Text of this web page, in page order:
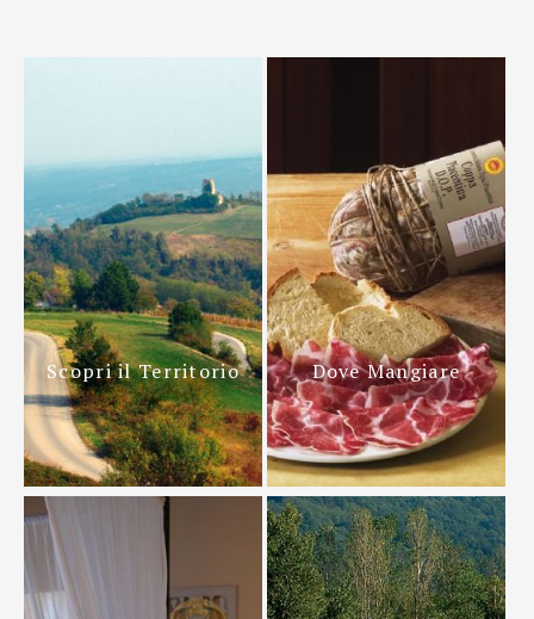
Scopri il Territorio Dove Mangiare